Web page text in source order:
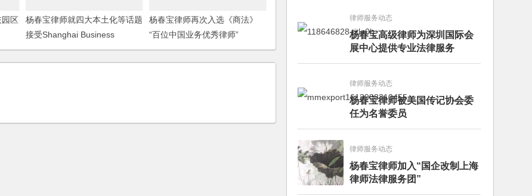
园区
杨春宝律师就四大本土化等话题
接受Shanghai Business
Review记者采访
杨春宝律师再次入选《商法》
“百位中国业务优秀律师”
律师服务动态
杨春宝高级律师为深圳国际会
展中心提供专业法律服务
律师服务动态
杨春宝律师被美国传记协会委
任为名誉委员
律师服务动态
杨春宝律师加入“国企改制上海
律师法律服务团”